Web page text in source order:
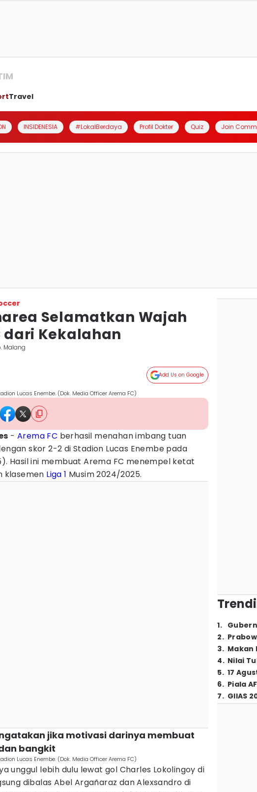
Travel
INSIDENESIA #LokalBerdaya Profil Dokter Quiz Join
Selamatkan Wajah
dari Kekalahan
Malang
Add Us on Google
Lucas Enembe. (Dok. Media Officer Arema FC)
-Arema FC berhasil menahan imbang tuan
skor 2-2 di Stadion Lucas Enembe pada
Hasil ini membuat Arema FC menempel ketat
klasemen Liga 1 Musim 2024/2025.
jika motivasi darinya membuat
bangkit
Lucas Enembe. (Dok. Media Officer Arema FC)
unggul lebih dulu lewat gol Charles Lokolingoy di
dibalas Abel Argañaraz dan Alexsandro di
1.
2.
3. Makan
4. Nilai
5. 17
6. Piala
7. GIIAS